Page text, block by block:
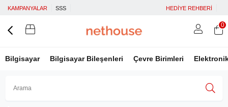
KAMPANYALAR SSS HEDİYE REHBERİ
Bilgisayar Bilgisayar Bileşenleri Çevre Birimleri
0